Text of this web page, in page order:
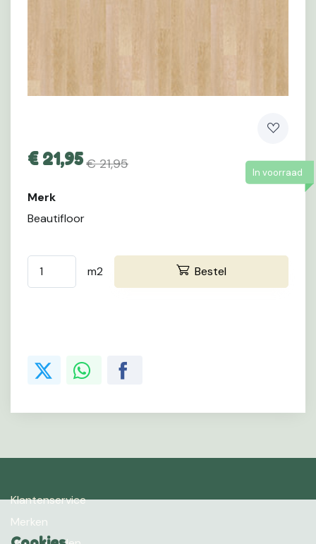
€ 21,95€ 21,95
In voorraad
Merk
Beautifloor
m2 Bestel
Klantenservice
Merken